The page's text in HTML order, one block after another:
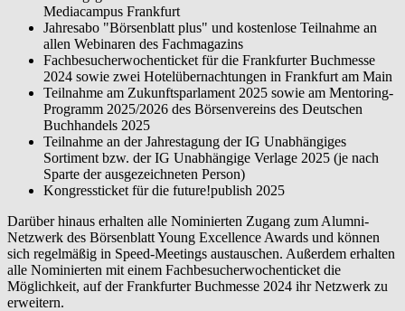
Mediacampus Frankfurt
Jahresabo "Börsenblatt plus" und kostenlose Teilnahme an
allen Webinaren des Fachmagazins
Fachbesucherwochenticket für die Frankfurter Buchmesse
2024 sowie zwei Hotelübernachtungen in Frankfurt am Main
Teilnahme am Zukunftsparlament 2025 sowie am Mentoring-
Programm 2025/2026 des Börsenvereins des Deutschen
Buchhandels 2025
Teilnahme an der Jahrestagung der IG Unabhängiges
Sortiment bzw. der IG Unabhängige Verlage 2025 (je nach
Sparte der ausgezeichneten Person)
Kongressticket für die future!publish 2025
Darüber hinaus erhalten alle Nominierten Zugang zum Alumni-
Netzwerk des Börsenblatt Young Excellence Awards und können
sich regelmäßig in Speed-Meetings austauschen. Außerdem erhalten
alle Nominierten mit einem Fachbesucherwochenticket die
Möglichkeit, auf der Frankfurter Buchmesse 2024 ihr Netzwerk zu
erweitern.